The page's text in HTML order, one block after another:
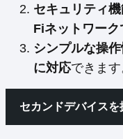
セキュリティ
Fiネットワーク
シンプルな操
に対応できます
セカンドデバイスを